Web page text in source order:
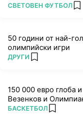
ПОВЕЧЕ ОТ
СВЕТОВЕН ФУТБОЛ
50 години от най-
олимпийски игри
ПОВЕЧЕ ОТ
ДРУГИ add favorites
150 000 евро глоба
Везенков и
ПОВЕЧЕ ОТ
БАСКЕТБОЛ add